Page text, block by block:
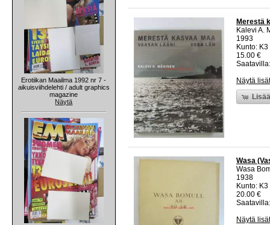
Erotiikan Maailma 1992 nr 7 -
aikuisviihdelehti / adult graphics
magazine
Näytä
Merestä
Kalevi A.
1993
Kunto:
15.00 €
Näytä
Wasa
Wasa
1938
Kunto:
20.00 €
Näytä